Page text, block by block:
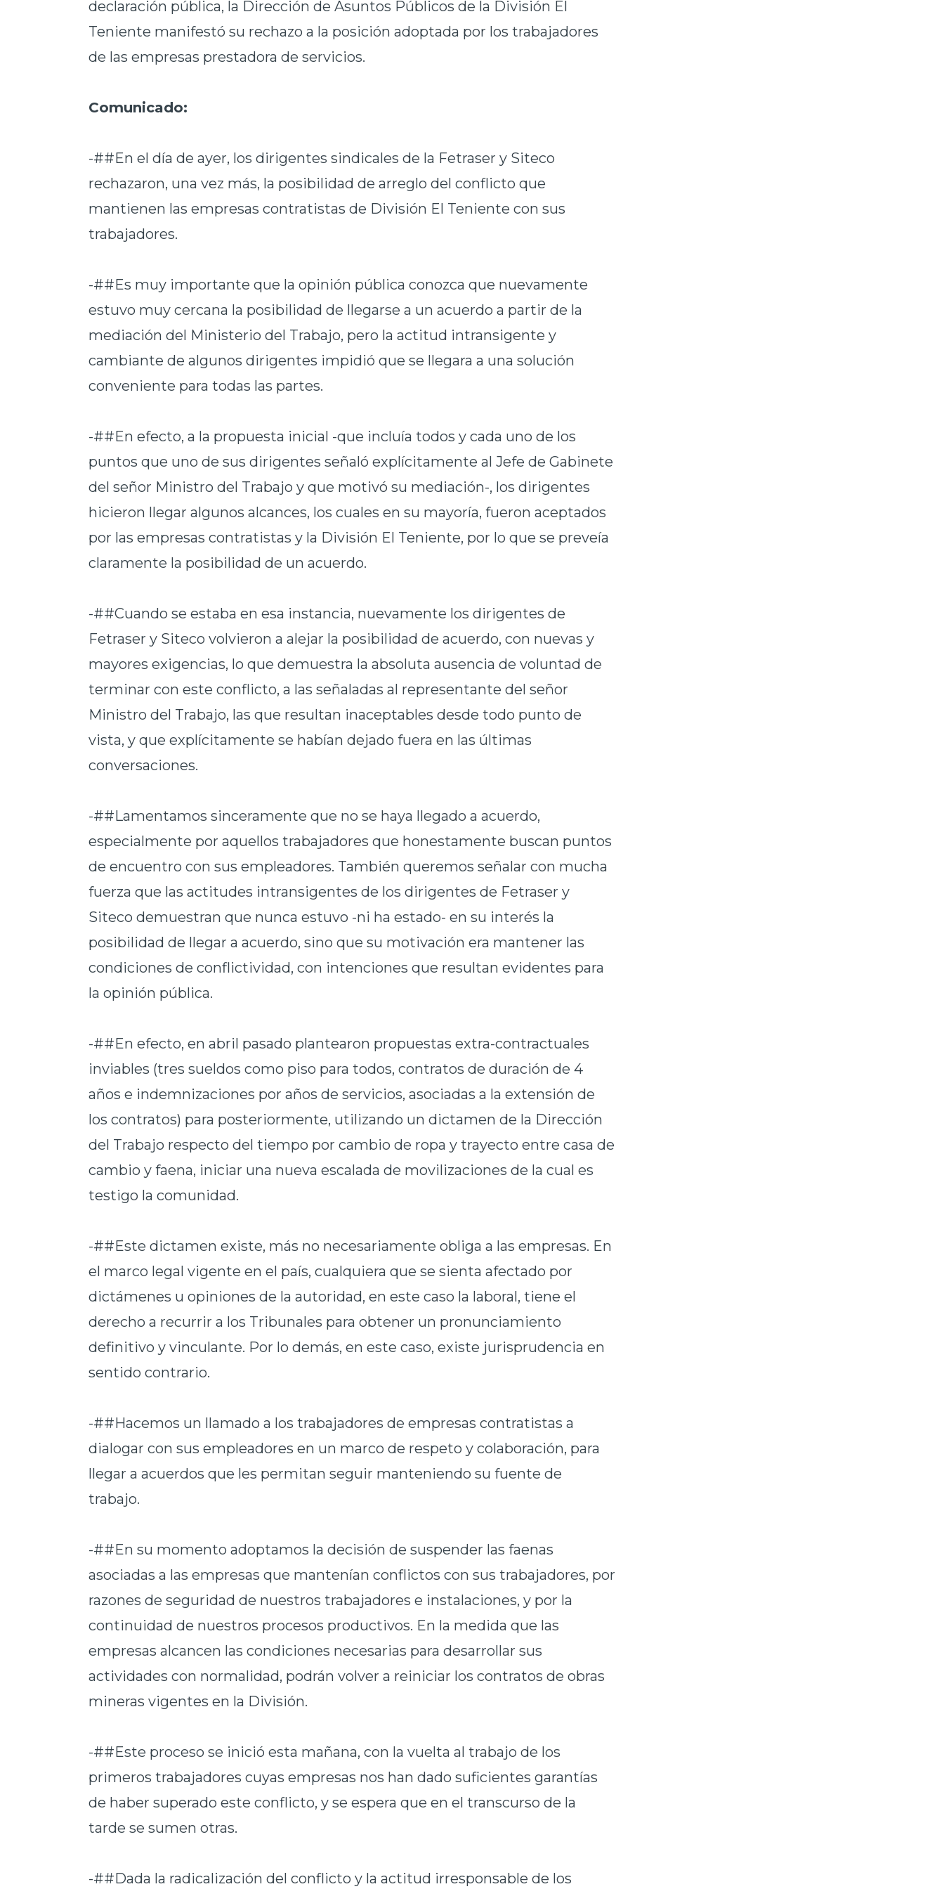
declaración pública, la Dirección de Asuntos Públicos de la División El
Teniente manifestó su rechazo a la posición adoptada por los trabajadores
de las empresas prestadora de servicios.
Comunicado:
-##En el día de ayer, los dirigentes sindicales de la Fetraser y Siteco
rechazaron, una vez más, la posibilidad de arreglo del conflicto que
mantienen las empresas contratistas de División El Teniente con sus
trabajadores.
-##Es muy importante que la opinión pública conozca que nuevamente
estuvo muy cercana la posibilidad de llegarse a un acuerdo a partir de la
mediación del Ministerio del Trabajo, pero la actitud intransigente y
cambiante de algunos dirigentes impidió que se llegara a una solución
conveniente para todas las partes.
-##En efecto, a la propuesta inicial -que incluía todos y cada uno de los
puntos que uno de sus dirigentes señaló explícitamente al Jefe de Gabinete
del señor Ministro del Trabajo y que motivó su mediación-, los dirigentes
hicieron llegar algunos alcances, los cuales en su mayoría, fueron aceptados
por las empresas contratistas y la División El Teniente, por lo que se preveía
claramente la posibilidad de un acuerdo.
-##Cuando se estaba en esa instancia, nuevamente los dirigentes de
Fetraser y Siteco volvieron a alejar la posibilidad de acuerdo, con nuevas y
mayores exigencias, lo que demuestra la absoluta ausencia de voluntad de
terminar con este conflicto, a las señaladas al representante del señor
Ministro del Trabajo, las que resultan inaceptables desde todo punto de
vista, y que explícitamente se habían dejado fuera en las últimas
conversaciones.
-##Lamentamos sinceramente que no se haya llegado a acuerdo,
especialmente por aquellos trabajadores que honestamente buscan puntos
de encuentro con sus empleadores. También queremos señalar con mucha
fuerza que las actitudes intransigentes de los dirigentes de Fetraser y
Siteco demuestran que nunca estuvo -ni ha estado- en su interés la
posibilidad de llegar a acuerdo, sino que su motivación era mantener las
condiciones de conflictividad, con intenciones que resultan evidentes para
la opinión pública.
-##En efecto, en abril pasado plantearon propuestas extra-contractuales
inviables (tres sueldos como piso para todos, contratos de duración de 4
años e indemnizaciones por años de servicios, asociadas a la extensión de
los contratos) para posteriormente, utilizando un dictamen de la Dirección
del Trabajo respecto del tiempo por cambio de ropa y trayecto entre casa de
cambio y faena, iniciar una nueva escalada de movilizaciones de la cual es
testigo la comunidad.
-##Este dictamen existe, más no necesariamente obliga a las empresas. En
el marco legal vigente en el país, cualquiera que se sienta afectado por
dictámenes u opiniones de la autoridad, en este caso la laboral, tiene el
derecho a recurrir a los Tribunales para obtener un pronunciamiento
definitivo y vinculante. Por lo demás, en este caso, existe jurisprudencia en
sentido contrario.
-##Hacemos un llamado a los trabajadores de empresas contratistas a
dialogar con sus empleadores en un marco de respeto y colaboración, para
llegar a acuerdos que les permitan seguir manteniendo su fuente de
trabajo.
-##En su momento adoptamos la decisión de suspender las faenas
asociadas a las empresas que mantenían conflictos con sus trabajadores, por
razones de seguridad de nuestros trabajadores e instalaciones, y por la
continuidad de nuestros procesos productivos. En la medida que las
empresas alcancen las condiciones necesarias para desarrollar sus
actividades con normalidad, podrán volver a reiniciar los contratos de obras
mineras vigentes en la División.
-##Este proceso se inició esta mañana, con la vuelta al trabajo de los
primeros trabajadores cuyas empresas nos han dado suficientes garantías
de haber superado este conflicto, y se espera que en el transcurso de la
tarde se sumen otras.
-##Dada la radicalización del conflicto y la actitud irresponsable de los